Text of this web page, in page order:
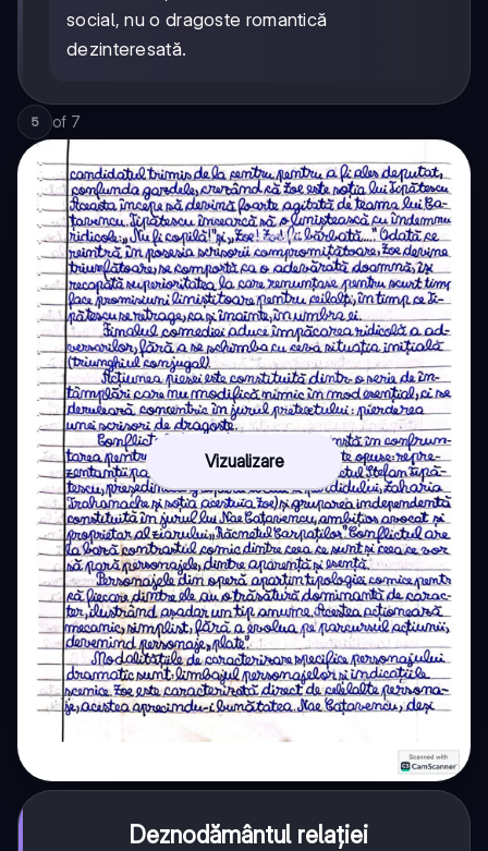
social, nu o dragoste romantică
dezinteresată.
5 of 7
Vizualizare
Deznodământul relației